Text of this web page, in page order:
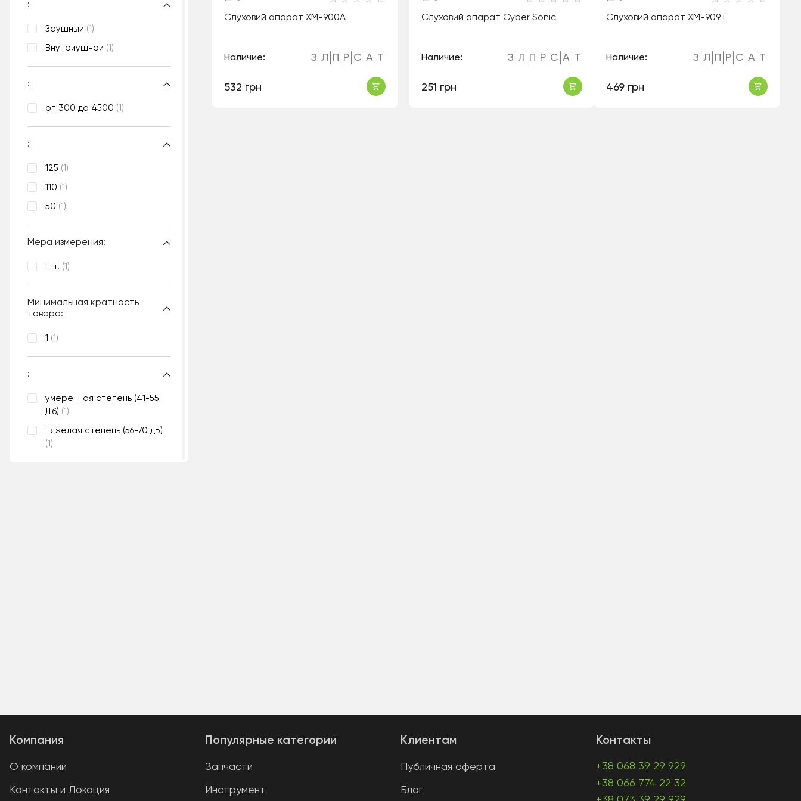
:
Заушный (1)
Внутриушной (1)
:
от 300 до 4500 (1)
:
125 (1)
110 (1)
50 (1)
Мера измерения:
шт. (1)
Минимальная кратность
товара:
1 (1)
:
умеренная степень (41-55
Дб) (1)
тяжелая степень (56-70 дБ)
(1)
Слуховий апарат ХМ-900А
Наличие: З Л П Р С А Т
532 грн
Слуховий апарат Cyber Sonic
Наличие: З Л П Р С А Т
251 грн
Слуховий апарат ХМ-909Т
Наличие: З Л П Р С А Т
469 грн
Контакты
+38 068 39 29 929
+38 066 774 22 32
Клиентам
Публичная оферта
Блог
Популярные категории
Запчасти
Инструмент
Компания
О компании
Контакты и Локация